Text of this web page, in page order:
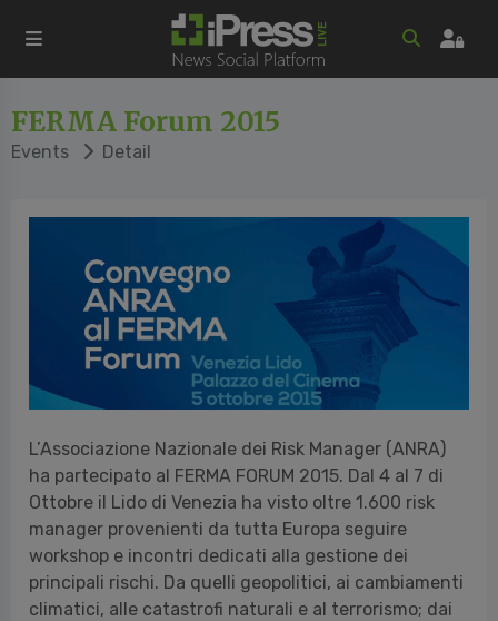
FERMA Forum 2015
Events Detail
L’Associazione Nazionale dei Risk Manager (ANRA)
ha partecipato al FERMA FORUM 2015. Dal 4 al 7 di
Ottobre il Lido di Venezia ha visto oltre 1.600 risk
manager provenienti da tutta Europa seguire
workshop e incontri dedicati alla gestione dei
principali rischi. Da quelli geopolitici, ai cambiamenti
climatici, alle catastrofi naturali e al terrorismo; dai